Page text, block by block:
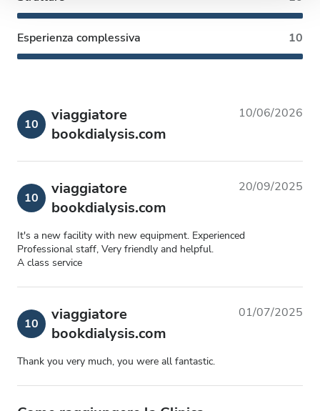
con altre informazioni che hai fornito loro o che hanno
raccolto dal tuo utilizzo dei loro servizi.
Esperienza complessiva 10
10
viaggiatore
bookdialysis.com
10/06/2026
10
viaggiatore
bookdialysis.com
20/09/2025
It's a new facility with new equipment. Experienced
Professional staff, Very friendly and helpful.
A class service
10
viaggiatore
bookdialysis.com
01/07/2025
Thank you very much, you were all fantastic.